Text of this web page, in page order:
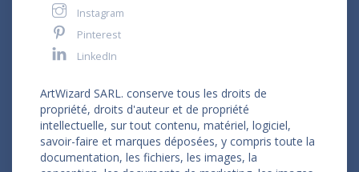
Instagram
Pinterest
LinkedIn
ArtWizard SARL. conserve tous les droits de
propriété, droits d'auteur et de propriété
intellectuelle, sur tout contenu, matériel, logiciel,
savoir-faire et marques déposées, y compris toute la
documentation, les fichiers, les images, la